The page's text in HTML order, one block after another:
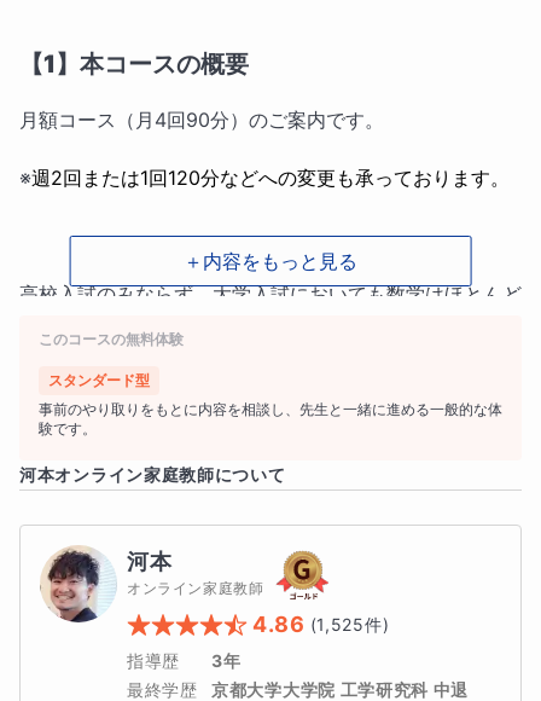
【1】本コースの概要
月額コース（月4回90分）のご案内です。
※週2回または1回120分などへの変更も承っております。
高校入試のみならず、大学入試においても数学はほとんど
の場合避けては通れません。さらに、中学数学を理解でき
ていない場合、ほぼ間違いなく高校数学で取り返しのつか
ない遅れを生んでしまいます。
本コースでは、まず最短最速で中学数学の基礎項目を速習
し、確実に基礎を固めたうえで入試レベルの数学力を養い
ます。
＋内容をもっと見る
このコースの無料体験
スタンダード型
事前のやり取りをもとに内容を相談し、先生と一緒に進める一般的な体
験です。
河本オンライン家庭教師について
河本
オンライン家庭教師
4.86 (1,525件)
指導歴
3年
最終学歴
京都大学大学院 工学研究科 中退